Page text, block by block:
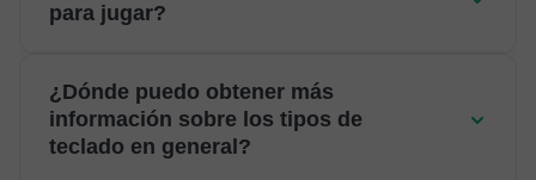
para jugar?
¿Dónde puedo obtener más
información sobre los tipos de
teclado en general?